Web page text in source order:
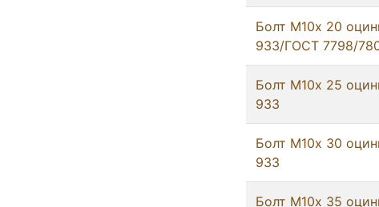
Болт М10х 20
933/ГОСТ 7798/
Болт М10х 25
933
Болт М10х 30
933
Болт М10х 35